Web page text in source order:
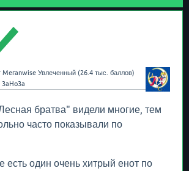
Meranwise Увлеченный (26.4 тыс. баллов)
3aHo3a
братва" видели многие, тем
часто показывали по
есть один очень хитрый енот по